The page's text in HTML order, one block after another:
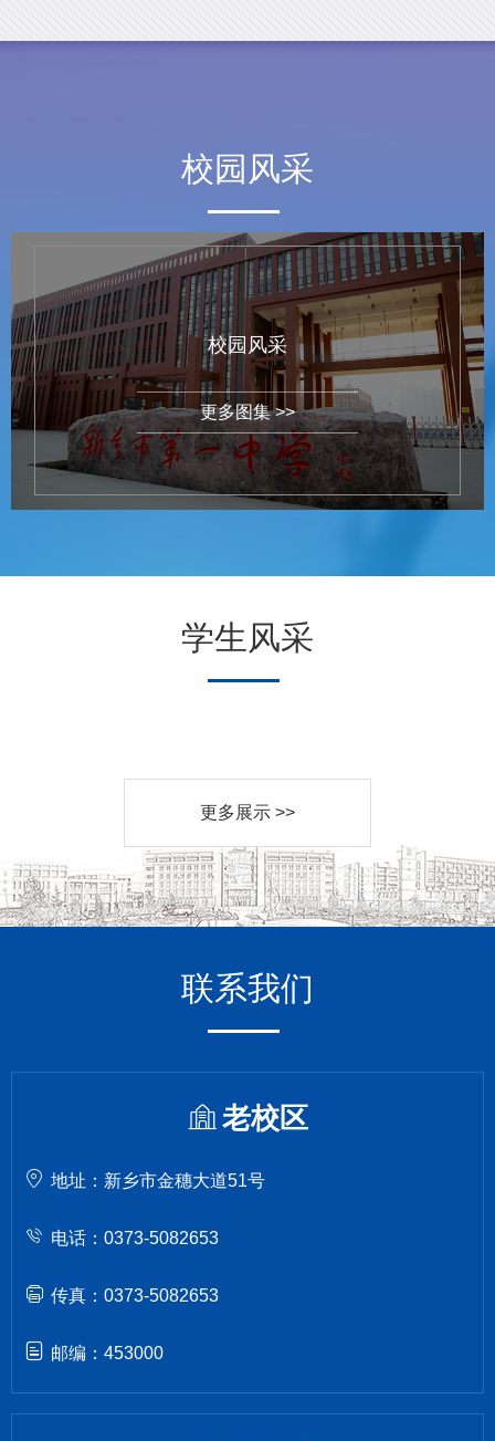
校园风采
校园风采
更多图集 >>
学生风采
更多展示 >>
联系我们
老校区
地址：新乡市金穗大道51号
电话：0373-5082653
传真：0373-5082653
邮编：453000